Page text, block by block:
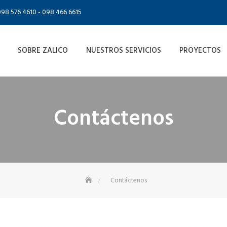
576 4610 - 098 466 6615
SOBRE ZALICO NUESTROS SERVICIOS PROYECTOS
Contáctenos
Contáctenos